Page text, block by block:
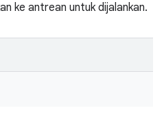
ke antrean untuk dijalankan.